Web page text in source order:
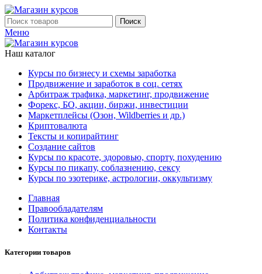
Поиск
Меню
Наш каталог
Курсы по бизнесу и схемы заработка
Продвижение и заработок в соц. сетях
Арбитраж трафика, маркетинг, продвижение
Форекс, БО, акции, биржи, инвестиции
Маркетплейсы (Озон, Wildberries и др.)
Криптовалюта
Тексты и копирайтинг
Создание сайтов
Курсы по красоте, здоровью, спорту, похудению
Курсы по пикапу, соблазнению, сексу
Курсы по эзотерике, астрологии, оккультизму
Главная
Правообладателям
Политика конфиденциальности
Контакты
Категории товаров